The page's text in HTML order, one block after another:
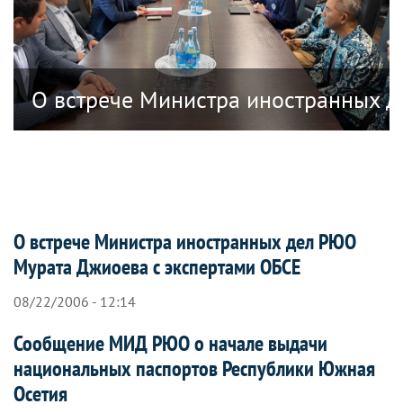
дел Республики Южная Осетия
О встрече Министра иностранных
О встрече Министра иностранных дел РЮО
Мурата Джиоева с экспертами ОБСЕ
08/22/2006 - 12:14
Сообщение МИД РЮО о начале выдачи
национальных паспортов Республики Южная
Осетия